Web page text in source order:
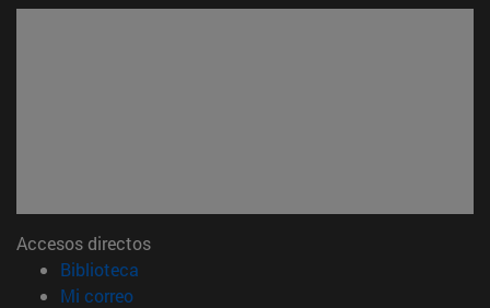
Accesos directos
Biblioteca
Mi correo(abre en nueva ventana)